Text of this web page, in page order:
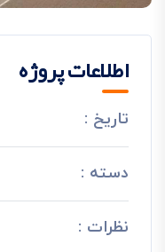
اطلاعات پروژه
تاریخ :
دسته :
نظرات :